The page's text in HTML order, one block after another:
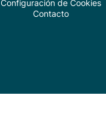
Configuración de Cookies
Contacto